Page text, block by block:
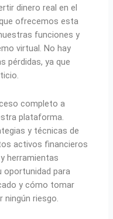
dinero real en el
ofrecemos esta
funciones y
virtual. No hay
pérdidas, ya que
completo a
plataforma.
y técnicas de
activos financieros
herramientas
oportunidad para
y cómo tomar
ningún riesgo.